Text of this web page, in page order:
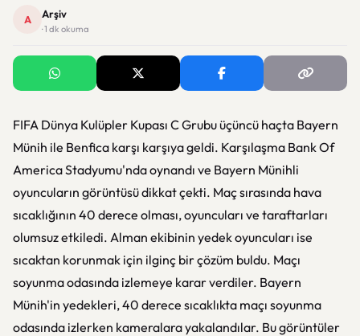
A Arşiv
· 1 dk okuma
FIFA Dünya Kulüpler Kupası C Grubu üçüncü haçta Bayern
Münih ile Benfica karşı karşıya geldi. Karşılaşma Bank Of
America Stadyumu'nda oynandı ve Bayern Münihli
oyuncuların görüntüsü dikkat çekti. Maç sırasında hava
sıcaklığının 40 derece olması, oyuncuları ve taraftarları
olumsuz etkiledi. Alman ekibinin yedek oyuncuları ise
sıcaktan korunmak için ilginç bir çözüm buldu. Maçı
soyunma odasında izlemeye karar verdiler. Bayern
Münih'in yedekleri, 40 derece sıcaklıkta maçı soyunma
odasında izlerken kameralara yakalandılar. Bu görüntüler